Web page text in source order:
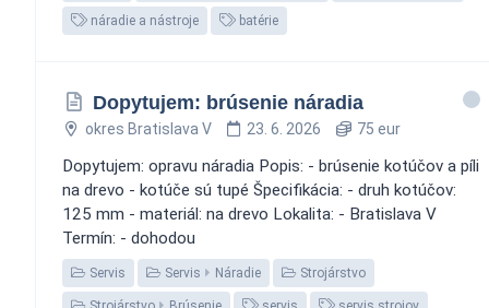
náradie a nástroje batérie
Dopytujem: brúsenie náradia
okres Bratislava V 23. 6. 2026 75 eur
Dopytujem: opravu náradia Popis: - brúsenie kotúčov a píli
na drevo - kotúče sú tupé Špecifikácia: - druh kotúčov:
125 mm - materiál: na drevo Lokalita: - Bratislava V
Termín: - dohodou
Servis Servis Náradie Strojárstvo